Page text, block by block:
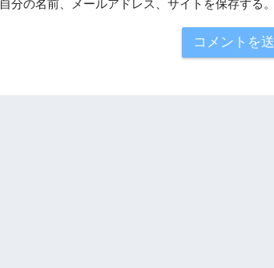
の名前、メールアドレス、サイトを保存する。